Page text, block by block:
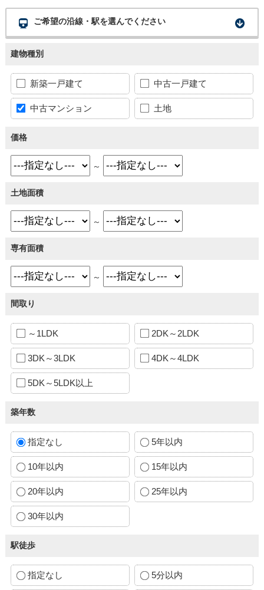
ご希望の沿線・駅を選んでください
建物種別
新築一戸建て 中古一戸建て
中古マンション 土地
価格
～
土地面積
～
専有面積
～
間取り
～1LDK 2DK～2LDK
3DK～3LDK 4DK～4LDK
5DK～5LDK以上
築年数
指定なし 5年以内
10年以内 15年以内
20年以内 25年以内
30年以内
駅徒歩
指定なし 5分以内